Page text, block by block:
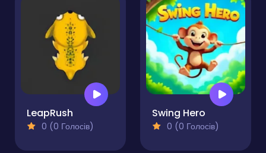
LeapRush
0 (0 Голосів)
Swing Hero
0 (0 Голосів)